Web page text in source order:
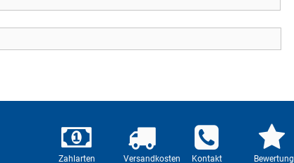
Zahlarten Versandkosten Kontakt Bewertung